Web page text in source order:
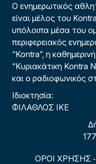
Ο ενημερωτικός
είναι μέλος του
υπόλοιπα μέσα του
περιφερειακός
“Kontra”, η
“Κυριακάτικη Kontra
και ο ραδιοφωνικός
Ιδιοκτησία:
ΦΙΛΑΘΛΟΣ ΙΚΕ
ΟΡΟΙ ΧΡΗΣΗΣ -